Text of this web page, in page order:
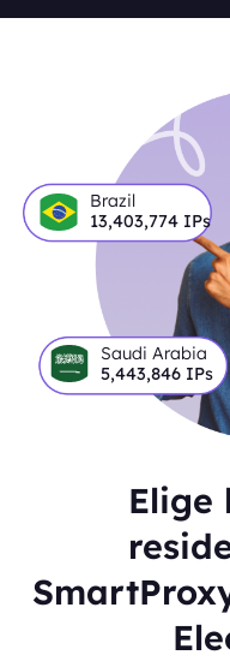
Brazil
13,403,774IPs
Saudi Arabia
5,443,846 IPs
Elige